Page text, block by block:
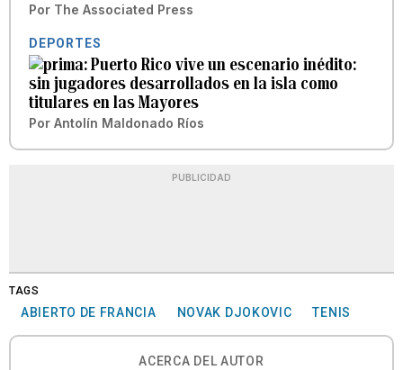
Por The Associated Press
DEPORTES
Puerto Rico vive un escenario inédito:
sin jugadores desarrollados en la isla como
titulares en las Mayores
Por Antolín Maldonado Ríos
PUBLICIDAD
TAGS
ABIERTO DE FRANCIA NOVAK DJOKOVIC TENIS
ACERCA DEL AUTOR